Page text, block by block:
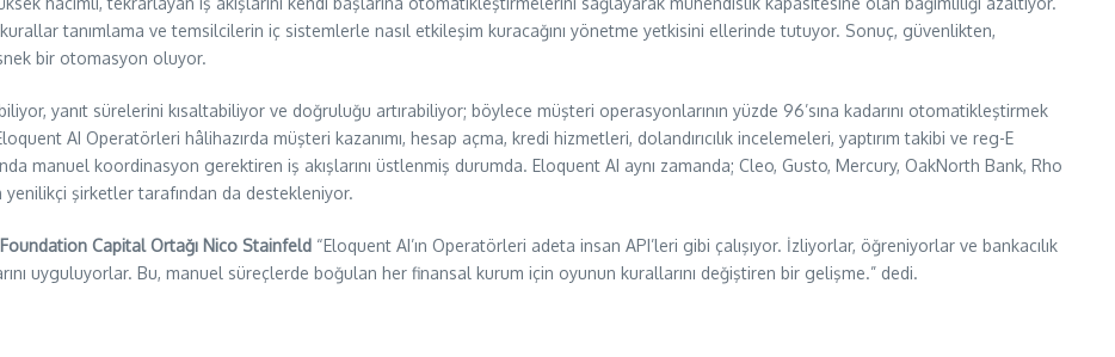
tanımlama ve temsilcilerin iç sistemlerle nasıl etkileşim kuracağını yönetme yetkisini ellerinde tutuyor. Sonuç, güvenlikten,
bir otomasyon oluyor.
yanıt sürelerini kısaltabiliyor ve doğruluğu artırabiliyor; böylece müşteri operasyonlarının yüzde 96’sına kadarını otomatikleştirmek
AI Operatörleri hâlihazırda müşteri kazanımı, hesap açma, kredi hizmetleri, dolandırıcılık incelemeleri, yaptırım takibi ve reg-E
manuel koordinasyon gerektiren iş akışlarını üstlenmiş durumda. Eloquent AI aynı zamanda; Cleo, Gusto, Mercury, OakNorth Bank, Rho
şirketler tarafından da destekleniyor.
Foundation Capital Ortağı Nico Stainfeld “Eloquent AI’ın Operatörleri adeta insan API’leri gibi çalışıyor. İzliyorlar, öğreniyorlar ve bankacılık
uyguluyorlar. Bu, manuel süreçlerde boğulan her finansal kurum için oyunun kurallarını değiştiren bir gelişme.” dedi.